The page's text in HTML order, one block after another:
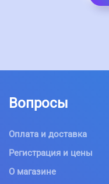
Вопросы
Оплата и доставка
Регистрация и цены
О магазине